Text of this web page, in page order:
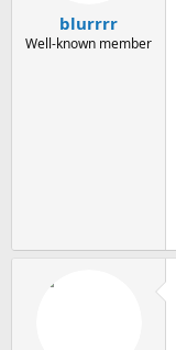
blurrrr
Well-known member